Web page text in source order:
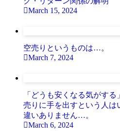
March 15, 2024
空売りというものは…。
March 7, 2024
「どうも安くなる気がす
売りに手を出すという人は
違いありません…。
March 6, 2024